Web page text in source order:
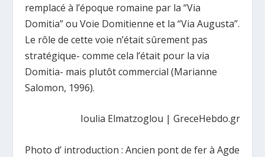
remplacé à l’époque romaine par la “Via
Domitia” ou Voie Domitienne et la “Via Augusta”.
Le rôle de cette voie n’était sûrement pas
stratégique- comme cela l’était pour la via
Domitia- mais plutôt commercial (Marianne
Salomon, 1996).
Ioulia Elmatzoglou | GreceHebdo.gr
Photo d’ introduction : Ancien pont de fer à Agde